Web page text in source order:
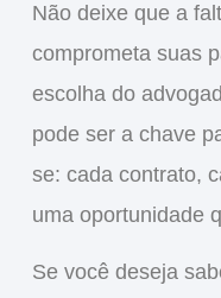
Não deixe que a
comprometa suas
escolha do
pode ser a chave
se: cada contrato,
uma oportunidade
Se você deseja